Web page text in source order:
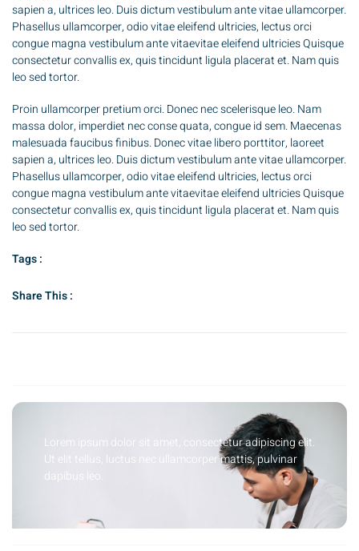
Lorem ipsum dolor sit amet, consectetur adipiscing elit.
Ut elit tellus, luctus nec ullamcorper mattis, pulvinar
dapibus leo.
sapien a, ultrices leo. Duis dictum vestibulum ante vitae ullamcorper.
Phasellus ullamcorper, odio vitae eleifend ultricies, lectus orci
congue magna vestibulum ante vitaevitae eleifend ultricies Quisque
consectetur convallis ex, quis tincidunt ligula placerat et. Nam quis
leo sed tortor.
Proin ullamcorper pretium orci. Donec nec scelerisque leo. Nam
massa dolor, imperdiet nec conse quata, congue id sem. Maecenas
malesuada faucibus finibus. Donec vitae libero porttitor, laoreet
sapien a, ultrices leo. Duis dictum vestibulum ante vitae ullamcorper.
Phasellus ullamcorper, odio vitae eleifend ultricies, lectus orci
congue magna vestibulum ante vitaevitae eleifend ultricies Quisque
consectetur convallis ex, quis tincidunt ligula placerat et. Nam quis
leo sed tortor.
Tags :
Share This :